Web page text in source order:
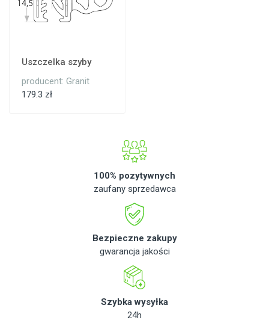
Uszczelka szyby
producent: Granit
179.3 zł
100% pozytywnych
zaufany sprzedawca
Bezpieczne zakupy
gwarancja jakości
Szybka wysyłka
24h